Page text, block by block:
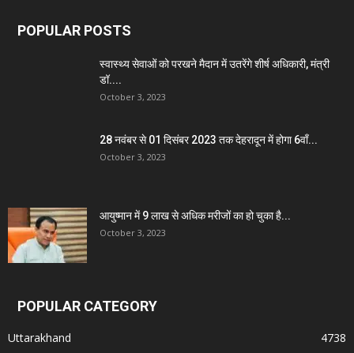
POPULAR POSTS
स्वास्थ्य सेवाओं को परखने मैदान में उतरेंगे शीर्ष अधिकारी, मंत्री
डॉ....
October 3, 2023
28 नवंबर से 01 दिसंबर 2023 तक देहरादून में होगा 6वाँ...
October 3, 2023
आयुष्मान में 9 लाख से अधिक मरीजों का हो चुका है...
October 3, 2023
POPULAR CATEGORY
Uttarakhand
4738